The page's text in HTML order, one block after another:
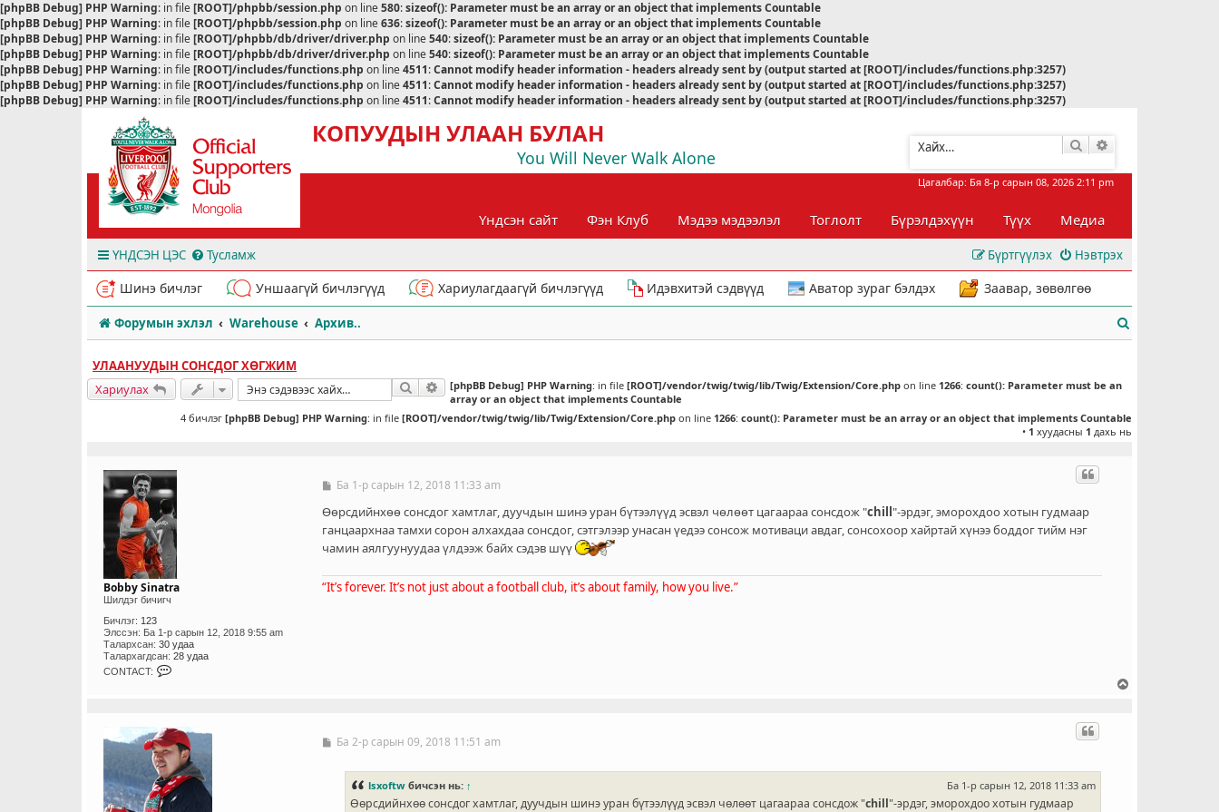
[phpBB Debug] PHP Warning: in file[ROOT]/phpbb/session.php on line580:sizeof(): Parameter must be an array or an object that implements Countable
[phpBB Debug] PHP Warning: in file[ROOT]/phpbb/session.php on line636:sizeof(): Parameter must be an array or an object that implements Countable
[phpBB Debug] PHP Warning: in file[ROOT]/phpbb/db/driver/driver.php on line540:sizeof(): Parameter must be an array or an object that implements Countable
[phpBB Debug] PHP Warning: in file[ROOT]/phpbb/db/driver/driver.php on line540:sizeof(): Parameter must be an array or an object that implements Countable
[phpBB Debug] PHP Warning: in file[ROOT]/includes/functions.php on line4511:Cannot modify header information - headers already sent by (output started at [ROOT]/includes/functions.php:3257)
[phpBB Debug] PHP Warning: in file[ROOT]/includes/functions.php on line4511:Cannot modify header information - headers already sent by (output started at [ROOT]/includes/functions.php:3257)
[phpBB Debug] PHP Warning: in file[ROOT]/includes/functions.php on line4511:Cannot modify header information - headers already sent by (output started at [ROOT]/includes/functions.php:3257)
КОПУУДЫН УЛААН БУЛАН
You Will Never Walk Alone
Хайлт
Цагалбар: Бя 8-р сарын 08, 2026 2:11 pm
Үндсэн сайт Фэн Клуб Мэдээ мэдээлэл Тоглолт Бүрэлдэхүүн Түүх Медиа
ҮНДСЭН ЦЭС Тусламж Нэвтрэх
Бүртгүүлэх
Шинэ бичлэг Уншаагүй бичлэгүүд Хариулагдаагүй бичлэгүүд Идэвхитэй сэдвүүд Аватор зураг бэлдэх Заавар, зөвөлгөө
Форумын эхлэл Warehouse Архив..
УЛААНУУДЫН СОНСДОГ ХӨГЖИМ
Хариулах
Хайлт Нарийвчилсан хайлт
[phpBB Debug] PHP Warning: in file [ROOT]/vendor/twig/twig/lib/Twig/Extension/Core.php on line 1266: count(): Parameter must be an
array or an object that implements Countable
4 бичлэг [phpBB Debug] PHP Warning: in file [ROOT]/vendor/twig/twig/lib/Twig/Extension/Core.php on line 1266: count(): Parameter must be an array or an object that implements Countable
• 1 хуудасны 1 дахь нь
Bobby Sinatra
Шилдэг бичигч
Бичлэг: 123
Элссэн: Ба 1-р сарын 12, 2018 9:55 am
Талархсан: 30 удаа
Талархагдсан: 28 удаа
CONTACT:
C
T
_
U
S
E
R
Б
ч
э
г
Ба 1-р сарын 12, 2018 11:33 am
Өөрсдийнхөө сонсдог хамтлаг, дуучдын шинэ уран бүтээлүүд эсвэл чөлөөт цагаараа сонсдож "chill"-эрдэг, эморохдоо хотын гудмаар
ганцаархнаа тамхи сорон алхахдаа сонсдог, сэтгэлээр унасан үедээ сонсож мотиваци авдаг, сонсохоор хайртай хүнээ боддог тийм нэг
чамин аялгуунуудаа үлдээж байх сэдэв шүү
“It’s forever. It’s not just about a football club, it’s about family, how you live.”
ББа 2-р сарын 09, 2018 11:51 am
lsxoftw бичсэн нь: ↑ Ба 1-р сарын 12, 2018 11:33 am
Өөрсдийнхөө сонсдог хамтлаг, дуучдын шинэ уран бүтээлүүд эсвэл чөлөөт цагаараа сонсдож "chill"-эрдэг, эморохдоо хотын гудмаар